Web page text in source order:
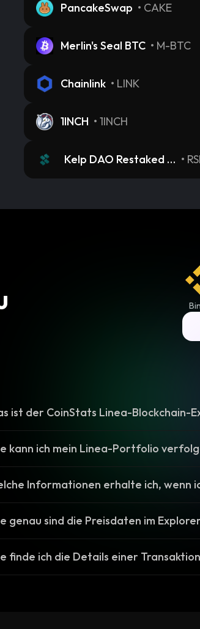
PancakeSwap • CAKE
Merlin's Seal BTC • M-BTC
Chainlink • LINK
1INCH • 1INCH
Kelp DAO Restaked E
TH
•
ist der CoinStats Linea-Blockchain-
kann ich mein Linea-Portfolio
Informationen erhalte ich, wenn
genau sind die Preisdaten im
finde ich die Details einer